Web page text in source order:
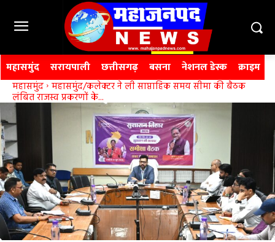
महासमुंद सरायपाली छत्तीसगढ़ बसना नेशनल डेस्क क्राइम
महासमुंद महासमुंद/कलेक्टर ने ली साप्ताहिक समय सीमा की बैठक
लंबित राजस्व प्रकरणों के...